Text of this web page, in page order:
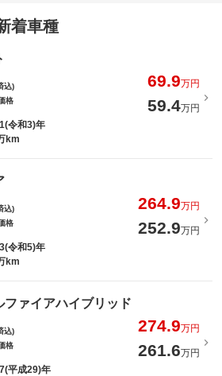
着車種
込)
69.9万円
格
59.4万円
令和3)年
km
込)
264.9万円
格
252.9万円
令和5)年
km
ファイアハイブリッド
込)
274.9万円
格
261.6万円
平成29)年